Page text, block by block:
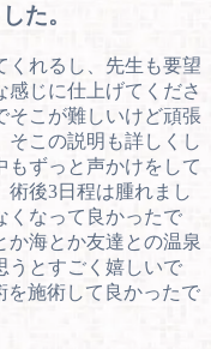
た。
くれるし、先生も要望
感じに仕上げてくださ
そこが難しいけど頑張
そこの説明も詳しくし
もずっと声かけをして
術後3日程は腫れまし
くなって良かったで
か海とか友達との温泉
うとすごく嬉しいで
を施術して良かったで